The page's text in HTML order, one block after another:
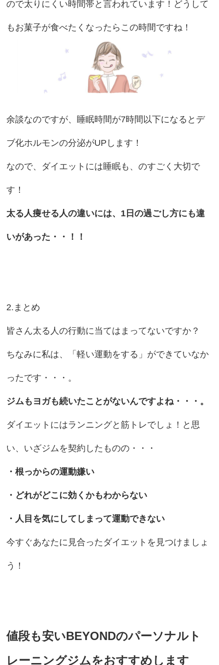
ので太りにくい時間帯と言われています！どうして
もお菓子が食べたくなったらこの時間ですね！
余談なのですが、睡眠時間が7時間以下になるとデ
ブ化ホルモンの分泌がUPします！
なので、ダイエットには睡眠も、のすごく大切で
す！
太る人痩せる人の違いには、1日の過ごし方にも違
いがあった・・！！
2.まとめ
皆さん太る人の行動に当てはまってないですか？
ちなみに私は、「軽い運動をする」ができていなか
ったです・・・。
ジムもヨガも続いたことがないんですよね・・・。
ダイエットにはランニングと筋トレでしょ！と思
い、いざジムを契約したものの・・・
・根っからの運動嫌い
・どれがどこに効くかもわからない
・人目を気にしてしまって運動できない
今すぐあなたに見合ったダイエットを見つけましょ
う！
値段も安いBEYONDのパーソナルト
レーニングジムをおすすめします